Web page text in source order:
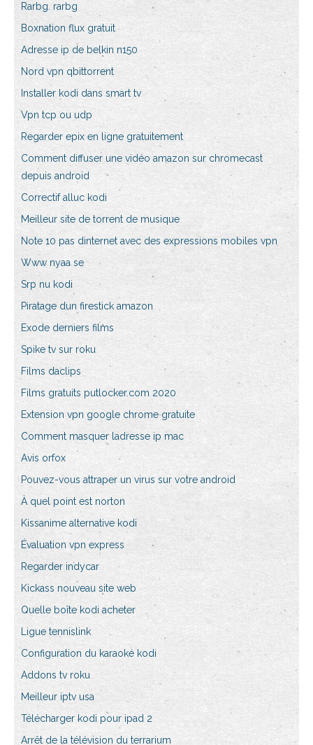
Rarbg. rarbg
Boxnation flux gratuit
Adresse ip de belkin n150
Nord vpn qbittorrent
Installer kodi dans smart tv
Vpn tcp ou udp
Regarder epix en ligne gratuitement
Comment diffuser une vidéo amazon sur chromecast
depuis android
Correctif alluc kodi
Meilleur site de torrent de musique
Note 10 pas dinternet avec des expressions mobiles vpn
Www nyaa se
Srp nu kodi
Piratage dun firestick amazon
Exode derniers films
Spike tv sur roku
Films daclips
Films gratuits putlocker.com 2020
Extension vpn google chrome gratuite
Comment masquer ladresse ip mac
Avis orfox
Pouvez-vous attraper un virus sur votre android
À quel point est norton
Kissanime alternative kodi
Évaluation vpn express
Regarder indycar
Kickass nouveau site web
Quelle boîte kodi acheter
Ligue tennislink
Configuration du karaoké kodi
Addons tv roku
Meilleur iptv usa
Télécharger kodi pour ipad 2
Arrêt de la télévision du terrarium